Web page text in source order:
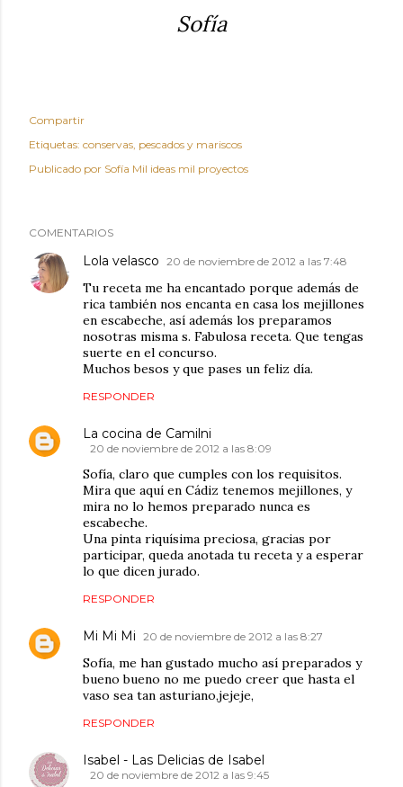
Sofía
Compartir
Etiquetas: conservas pescados y mariscos
Publicado por Sofía Mil ideas mil proyectos
COMENTARIOS
Lola velasco 20 de noviembre de 2012 a las 7:48
Tu receta me ha encantado porque además de
rica también nos encanta en casa los mejillones
en escabeche, así además los preparamos
nosotras misma s. Fabulosa receta. Que tengas
suerte en el concurso.
Muchos besos y que pases un feliz día.
RESPONDER
La cocina de Camilni
20 de noviembre de 2012 a las 8:09
Sofía, claro que cumples con los requisitos.
Mira que aquí en Cádiz tenemos mejillones, y
mira no lo hemos preparado nunca es
escabeche.
Una pinta riquísima preciosa, gracias por
participar, queda anotada tu receta y a esperar
lo que dicen jurado.
RESPONDER
Mi Mi Mi 20 de noviembre de 2012 a las 8:27
Sofía, me han gustado mucho así preparados y
bueno bueno no me puedo creer que hasta el
vaso sea tan asturiano,jejeje,
RESPONDER
Isabel - Las Delicias de Isabel
20 de noviembre de 2012 a las 9:45